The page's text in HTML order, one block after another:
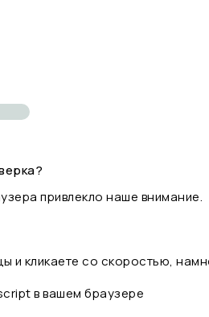
привлекло наше внимание.
и кликаете со скоростью,
в вашем браузере